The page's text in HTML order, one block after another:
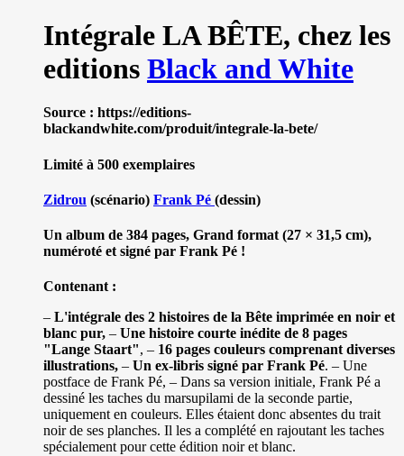
Intégrale LA BÊTE, chez les
editions Black and White
Source : https://editions-
blackandwhite.com/produit/integrale-la-bete/
Limité à 500 exemplaires
Zidrou (scénario) Frank Pé (dessin)
Un album de 384 pages, Grand format (27 × 31,5 cm),
numéroté et signé par Frank Pé !
Contenant :
– L'intégrale des 2 histoires de la Bête imprimée en noir et
blanc pur, – Une histoire courte inédite de 8 pages
"Lange Staart", – 16 pages couleurs comprenant diverses
illustrations, – Un ex-libris signé par Frank Pé. – Une
postface de Frank Pé, – Dans sa version initiale, Frank Pé a
dessiné les taches du marsupilami de la seconde partie,
uniquement en couleurs. Elles étaient donc absentes du trait
noir de ses planches. Il les a complété en rajoutant les taches
spécialement pour cette édition noir et blanc.